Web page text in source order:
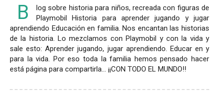
B
log sobre historia para niños, recreada con figuras de
Playmobil Historia para aprender jugando y jugar
aprendiendo Educación en familia. Nos encantan las historias
de la historia. Lo mezclamos con Playmobil y con la vida y
sale esto: Aprender jugando, jugar aprendiendo. Educar en y
para la vida. Por eso toda la familia hemos pensado hacer
está página para compartirla... ¡¡CON TODO EL MUNDO!!